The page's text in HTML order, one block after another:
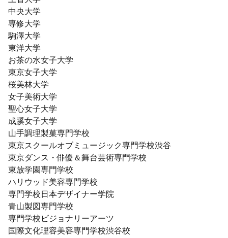
中央大学
専修大学
駒澤大学
東洋大学
お茶の水女子大学
東京女子大学
桜美林大学
女子美術大学
聖心女子大学
成蹊女子大学
山手調理製菓専門学校
東京スクールオブミュージック専門学校渋谷
東京ダンス・俳優＆舞台芸術専門学校
東放学園専門学校
ハリウッド美容専門学校
専門学校日本デザイナー学院
青山製図専門学校
専門学校ビジョナリーアーツ
国際文化理容美容専門学校渋谷校